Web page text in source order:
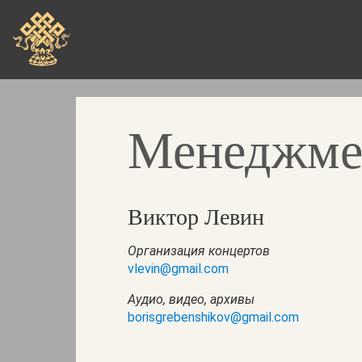
основному
содержанию
Виктор Левин
Организация концертов
vlevin@gmail.com
Аудио, видео, архивы
borisgrebenshikov@gmail.com